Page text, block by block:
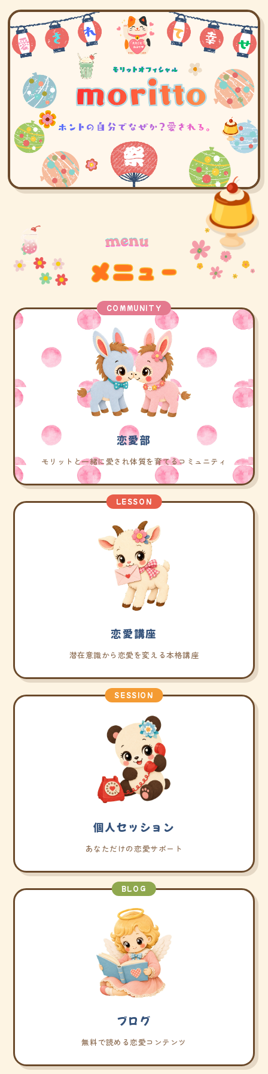
COMMUNITY
恋愛部
モリットと一緒に愛され体質を育てるコミュニティ
LESSON
恋愛講座
潜在意識から恋愛を変える本格講座
SESSION
個人セッション
あなただけの恋愛サポート
BLOG
ブログ
無料で読める恋愛コンテンツ